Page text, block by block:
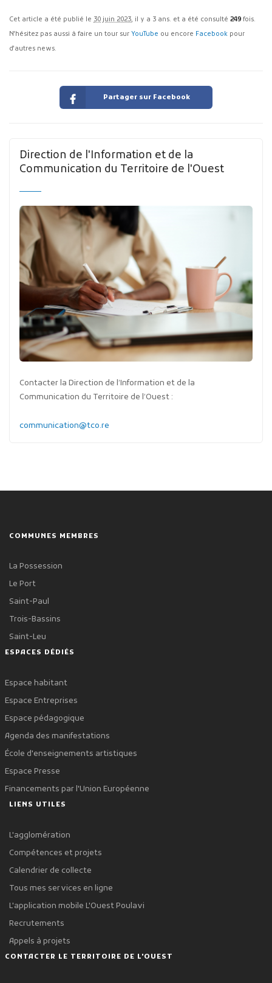
Cet article a été publié le 30 juin 2023, il y a 3 ans. et a été consulté 249 fois.
N'hésitez pas aussi à faire un tour sur YouTube ou encore Facebook pour
d'autres news.
Partager sur Facebook
Direction de l'Information et de la
Communication du Territoire de l'Ouest
Contacter la Direction de l’Information et de la
Communication du Territoire de l’Ouest :
communication@tco.re
COMMUNES MEMBRES
La Possession
Le Port
Saint-Paul
Trois-Bassins
Saint-Leu
ESPACES DÉDIÉS
Espace habitant
Espace Entreprises
Espace pédagogique
Agenda des manifestations
École d'enseignements artistiques
Espace Presse
Financements par l'Union Européenne
LIENS UTILES
L'agglomération
Compétences et projets
Calendrier de collecte
Tous mes services en ligne
L'application mobile L'Ouest Poulavi
Recrutements
Appels à projets
CONTACTER LE TERRITOIRE DE L'OUEST